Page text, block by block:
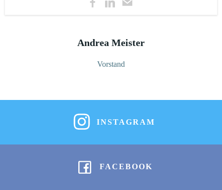
Andrea Meister
Vorstand
INSTAGRAM
FACEBOOK